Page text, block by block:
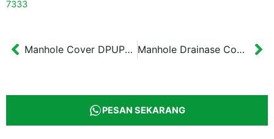
7333
Prev Manhole Cover DPUPR Kota Banjarmasin Manhole Drainase Cover Kota Mojokerto
PESAN SEKARANG